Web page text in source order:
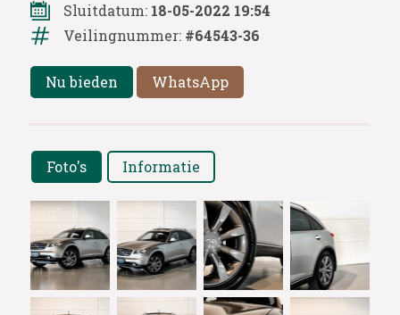
Sluitdatum: 18-05-2022 19:54
Veilingnummer: #64543-36
Nu bieden WhatsApp
Foto's Informatie